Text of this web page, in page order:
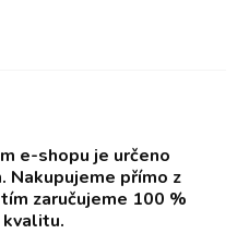
e-shopu je určeno
Nakupujeme přímo z
zaručujeme 100 %